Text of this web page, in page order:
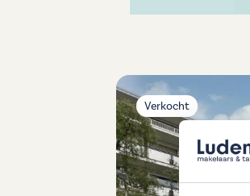
Verkocht